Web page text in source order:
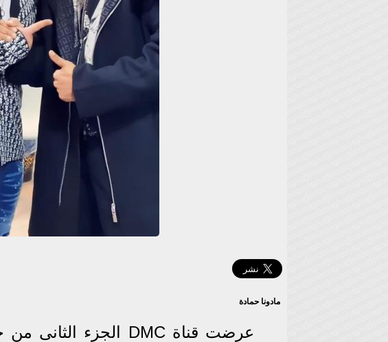
مادونا حمادة
عرضت قناة DMC الجزء الثانى من حلقة النجم